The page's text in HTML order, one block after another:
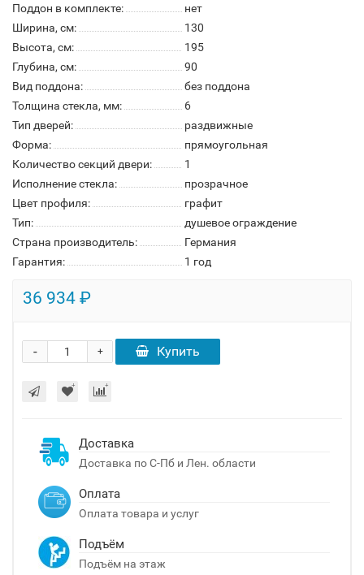
Поддон в комплекте:
нет
Ширина, см:
130
Высота, см:
195
Глубина, см:
90
Вид поддона:
без поддона
Толщина стекла, мм:
6
Тип дверей:
раздвижные
Форма:
прямоугольная
Количество секций двери:
1
Исполнение стекла:
прозрачное
Цвет профиля:
графит
Тип:
душевое ограждение
Страна производитель:
Германия
Гарантия:
1 год
36 934 ₽
+
- Купить
Доставка
Доставка по С-Пб и Лен. области
Оплата
Оплата товара и услуг
Подъём
Подъём на этаж